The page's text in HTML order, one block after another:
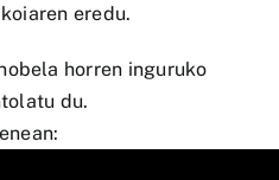
eredu.
horren inguruko
du.